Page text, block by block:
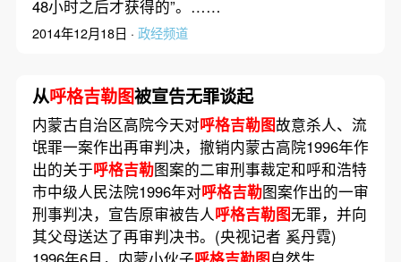
48小时之后才获得的”。……
2014年12月18日 · 政经频道
从呼格吉勒图被宣告无罪谈起
内蒙古自治区高院今天对呼格吉勒图故意杀人、流
氓罪一案作出再审判决，撤销内蒙古高院1996年作
出的关于呼格吉勒图案的二审刑事裁定和呼和浩特
市中级人民法院1996年对呼格吉勒图案作出的一审
刑事判决，宣告原审被告人呼格吉勒图无罪，并向
其父母送达了再审判决书。(央视记者 奚丹霓)